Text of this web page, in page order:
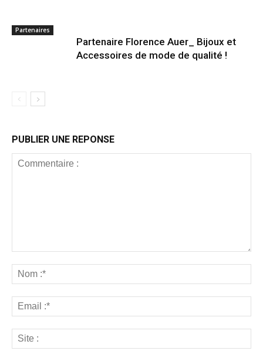
Partenaires
Partenaire Florence Auer_ Bijoux et
Accessoires de mode de qualité !
PUBLIER UNE REPONSE